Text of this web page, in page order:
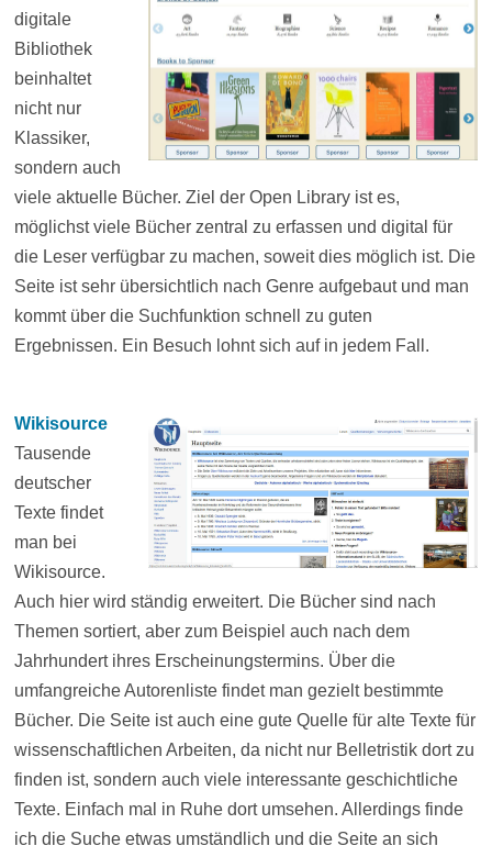
digitale
Bibliothek
beinhaltet
nicht nur
Klassiker,
sondern auch
viele aktuelle Bücher. Ziel der Open Library ist es,
möglichst viele Bücher zentral zu erfassen und digital für
die Leser verfügbar zu machen, soweit dies möglich ist. Die
Seite ist sehr übersichtlich nach Genre aufgebaut und man
kommt über die Suchfunktion schnell zu guten
Ergebnissen. Ein Besuch lohnt sich auf in jedem Fall.
Wikisource
Tausende
deutscher
Texte findet
man bei
Wikisource.
Auch hier wird ständig erweitert. Die Bücher sind nach
Themen sortiert, aber zum Beispiel auch nach dem
Jahrhundert ihres Erscheinungstermins. Über die
umfangreiche Autorenliste findet man gezielt bestimmte
Bücher. Die Seite ist auch eine gute Quelle für alte Texte für
wissenschaftlichen Arbeiten, da nicht nur Belletristik dort zu
finden ist, sondern auch viele interessante geschichtliche
Texte. Einfach mal in Ruhe dort umsehen. Allerdings finde
ich die Suche etwas umständlich und die Seite an sich